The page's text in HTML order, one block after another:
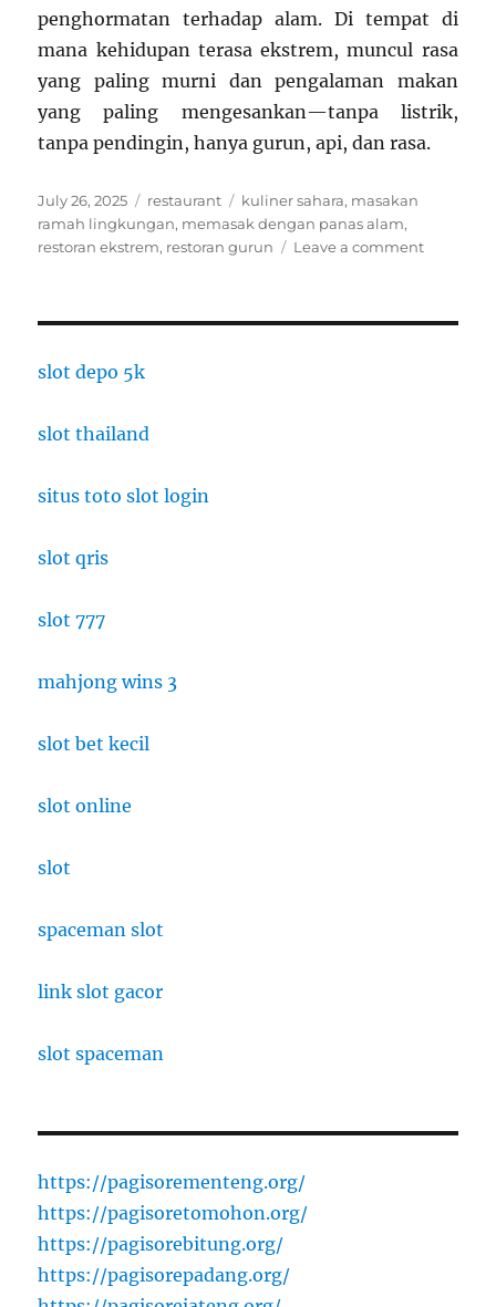
penghormatan terhadap alam. Di tempat di
mana kehidupan terasa ekstrem, muncul rasa
yang paling murni dan pengalaman makan
yang paling mengesankan—tanpa listrik,
tanpa pendingin, hanya gurun, api, dan rasa.
Posted
on
July 26, 2025 Categories
restaurant Tags
kuliner sahara, masakan
ramah lingkungan, memasak dengan panas alam,
restoran ekstrem, restoran gurun Leave a commenton
slot depo 5k
slot thailand
situs toto slot login
slot qris
slot 777
mahjong wins 3
slot bet kecil
slot online
slot
spaceman slot
link slot gacor
slot spaceman
https://pagisorementeng.org/
https://pagisoretomohon.org/
https://pagisorebitung.org/
https://pagisorepadang.org/